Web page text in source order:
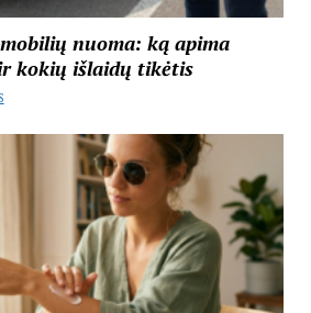
nuoma: ką apima
kokių išlaidų tikėtis